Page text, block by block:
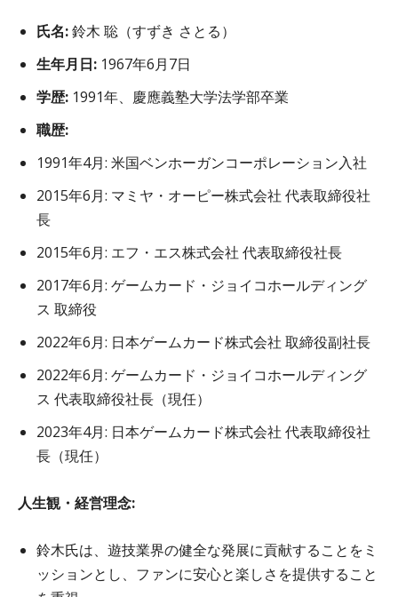
氏名:鈴木 聡（すずき さとる）
生年月日: 1967年6月7日
学歴: 1991年、慶應義塾大学法学部卒業
職歴:
1991年4月: 米国ベンホーガンコーポレーション入社
2015年6月: マミヤ・オーピー株式会社 代表取締役社
長
2015年6月: エフ・エス株式会社 代表取締役社長
2017年6月: ゲームカード・ジョイコホールディング
ス 取締役
2022年6月: 日本ゲームカード株式会社 取締役副社長
2022年6月: ゲームカード・ジョイコホールディング
ス 代表取締役社長（現任）
2023年4月: 日本ゲームカード株式会社 代表取締役社
長（現任）
人生観・経営理念:
鈴木氏は、遊技業界の健全な発展に貢献することをミ
ッションとし、ファンに安心と楽しさを提供すること